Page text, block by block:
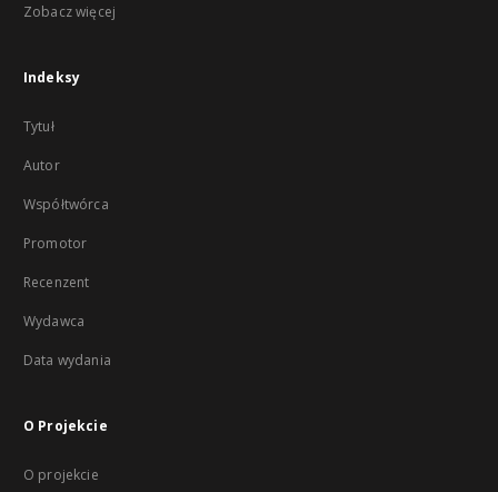
Zobacz więcej
Indeksy
Tytuł
Autor
Współtwórca
Promotor
Recenzent
Wydawca
Data wydania
O Projekcie
O projekcie